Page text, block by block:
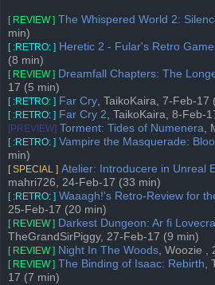
[ REVIEW ] The Whispered World 2:
min)
[ :RETRO: ] Heretic 2 - Fular's Retro
(8 min)
[ REVIEW ] Dreamfall Chapters: The
17 (5 min)
[ :RETRO: ] Far Cry, TaikoKaira, 7-Feb-17
[ :RETRO: ] Far Cry 2, TaikoKaira, 8-Feb-
[PREVIEW] Torment: Tides of Numenera,
[ :RETRO: ] Vampire the Masquerade:
min)
[ SPECIAL ] Atelier: Introducere in Unreal
mahri726, 24-Feb-17 (33 min)
[ :RETRO: ] Waaagh!'s Retro-Review for
25-Feb-17 (20 min)
[ REVIEW ] Darkest Dungeon: Ar fi
TheGrandSirPiggy, 27-Feb-17 (9 min)
[ REVIEW ] Night In The Woods, Woozie ,
[ REVIEW ] The Binding of Isaac: Rebirth,
17 (7 min)